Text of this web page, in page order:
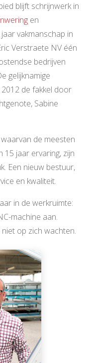
blijft schrijnwerk in
en
vakmanschap in
Verstraete NV één
bedrijven
gelijknamige
de fakkel door
Sabine
de meesten
15 jaar ervaring, zijn
Een nieuw bestuur,
en kwaliteit.
in de werkruimte:
machine aan.
op zich wachten.